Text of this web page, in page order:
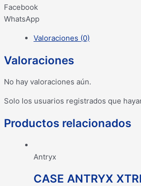
Facebook
WhatsApp
Valoraciones (0)
Valoraciones
No hay valoraciones aún.
Solo los usuarios registrados que
Productos relacionados
Antryx
CASE ANTRYX